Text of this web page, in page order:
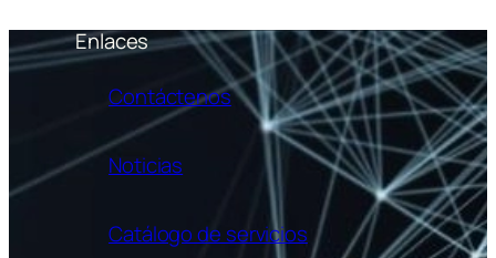
Enlaces
Contáctenos
Noticias
Catálogo de servicios